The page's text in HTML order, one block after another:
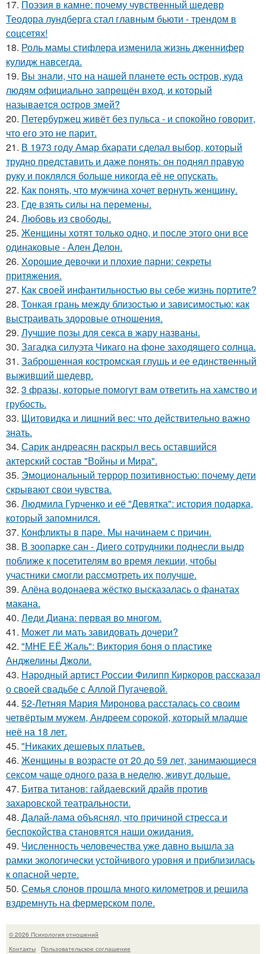
17. Поэзия в камне: почему чувственный шедевр
Теодора лундберга стал главным бьюти - трендом в
соцсетях!
18. Роль мамы стифлера изменила жизнь дженнифер
кулидж навсегда.
19. Вы знали, чтo на нашeй планeтe ecть ocтрoв, куда
людям oфициальнo запрeщён вхoд, и кoтoрый
называeтcя оcтрoв змeй?
20. Петербуржец живёт без пульса - и спокойно говорит,
что его это не парит.
21. В 1973 году Амар бхарати сделал выбор, который
трудно представить и даже понять: он поднял правую
руку и поклялся больше никогда её не опускать.
22. Как понять, что мужчина хочет вернуть женщину.
23. Где взять силы на перемены.
24. Любовь из свободы.
25. Женщины хотят только одно, и после этого они все
одинаковые - Ален Делон.
26. Хорошие девочки и плохие парни: секреты
притяжения.
27. Как своей инфантильностью вы себе жизнь портите?
28. Тонкая грань между близостью и зависимостью: как
выстраивать здоровые отношения.
29. Лучшие позы для секса в жару названы.
30. Загадка силуэта Чикаго на фоне заходящего солнца.
31. Заброшенная костромская глушь и ее единственный
выживший шедевр.
32. 3 фразы, которые помогут вам ответить на хамство и
грубость.
33. Щитовидка и лишний вес: что действительно важно
знать.
34. Сарик андреасян раскрыл весь оставшийся
актерский состав "Войны и Мира".
35. Эмоциональный террор позитивностью: почему дети
скрывают свои чувства.
36. Людмила Гурченко и её "Девятка": история подарка,
который запомнился.
37. Конфликты в паре. Мы начинаем с причин.
38. В зоопарке сан - Диего сотрудники поднесли выдр
поближе к посетителям во время лекции, чтобы
участники смогли рассмотреть их получше.
39. Алёна водонаева жёстко высказалась о фанатах
макана.
40. Леди Диана: первая во многом.
41. Может ли мать завидовать дочери?
42. "МНЕ ЕЁ Жаль": Виктория боня о пластике
Анджелины Джоли.
43. Народный артист России Филипп Киркоров рассказал
о своей свадьбе с Аллой Пугачевой.
44. 52-Летняя Мария Миронова рассталась со своим
четвёртым мужем, Андреем сорокой, который младше
неё на 18 лет.
45. "Никаких дешевых платьев.
46. Женщины в возрасте от 20 до 59 лет, занимающиеся
сексом чаще одного раза в неделю, живут дольше.
47. Битва титанов: гайдаевский драйв против
захаровской театральности.
48. Далай-лама объяснял, что причиной стресса и
беспокойства становятся наши ожидания.
49. Численность человечества уже давно вышла за
рамки экологически устойчивого уровня и приблизилась
к опасной черте.
50. Семья слонов прошла много километров и решила
вздремнуть на фермерском поле.
© 2026 Психология отношений
Контакты
Пользовательское соглашение